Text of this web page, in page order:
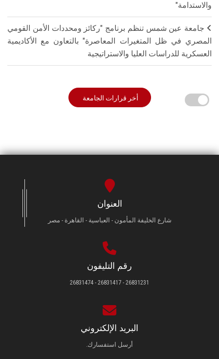
والاستدامة"
جامعة عين شمس تنظم برنامج "ركائز ومحددات الأمن القومي
المصري في ظل المتغيرات المعاصرة" بالتعاون مع الأكاديمية
العسكرية للدراسات العليا والاستراتيجية
أخر قرارات الجامعة
العنوان
شارع الخليفة المأمون - العباسية - القاهرة - مصر
رقم التليفون
26831231 - 26831417 - 26831474
البريد الإلكتروني
أرسل استفسارك.